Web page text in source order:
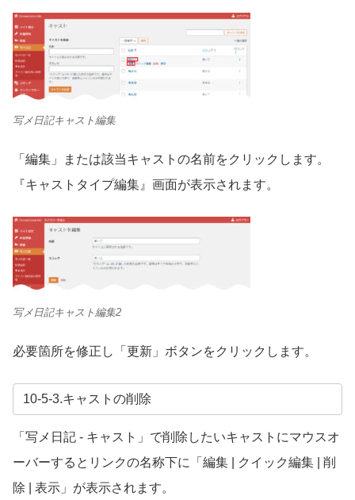
写メ日記キャスト編集
「編集」または該当キャストの名前をクリックします。
『キャストタイプ編集』画面が表示されます。
写メ日記キャスト編集2
必要箇所を修正し「更新」ボタンをクリックします。
10-5-3.キャストの削除
「写メ日記 - キャスト」で削除したいキャストにマウスオ
ーバーするとリンクの名称下に「編集
クイック編集
削
除
表示」が表示されます。